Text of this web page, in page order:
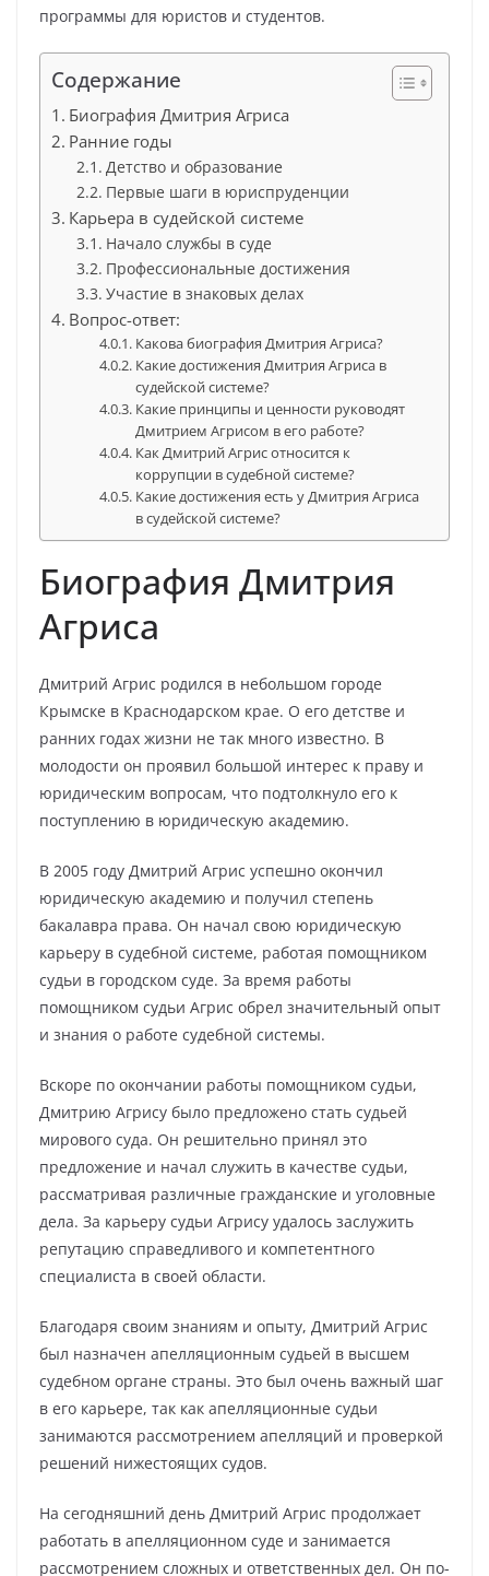
программы для юристов и студентов.
Содержание
Биография Дмитрия Агриса
Ранние годы
Детство и образование
Первые шаги в юриспруденции
Карьера в судейской системе
Начало службы в суде
Профессиональные достижения
Участие в знаковых делах
Вопрос-ответ:
Какова биография Дмитрия Агриса?
Какие достижения Дмитрия Агриса в
судейской системе?
Какие принципы и ценности руководят
Дмитрием Агрисом в его работе?
Как Дмитрий Агрис относится к
коррупции в судебной системе?
Какие достижения есть у Дмитрия Агриса
в судейской системе?
Биография Дмитрия
Агриса
Дмитрий Агрис родился в небольшом городе
Крымске в Краснодарском крае. О его детстве и
ранних годах жизни не так много известно. В
молодости он проявил большой интерес к праву и
юридическим вопросам, что подтолкнуло его к
поступлению в юридическую академию.
В 2005 году Дмитрий Агрис успешно окончил
юридическую академию и получил степень
бакалавра права. Он начал свою юридическую
карьеру в судебной системе, работая помощником
судьи в городском суде. За время работы
помощником судьи Агрис обрел значительный опыт
и знания о работе судебной системы.
Вскоре по окончании работы помощником судьи,
Дмитрию Агрису было предложено стать судьей
мирового суда. Он решительно принял это
предложение и начал служить в качестве судьи,
рассматривая различные гражданские и уголовные
дела. За карьеру судьи Агрису удалось заслужить
репутацию справедливого и компетентного
специалиста в своей области.
Благодаря своим знаниям и опыту, Дмитрий Агрис
был назначен апелляционным судьей в высшем
судебном органе страны. Это был очень важный шаг
в его карьере, так как апелляционные судьи
занимаются рассмотрением апелляций и проверкой
решений нижестоящих судов.
На сегодняшний день Дмитрий Агрис продолжает
работать в апелляционном суде и занимается
рассмотрением сложных и ответственных дел. Он по-